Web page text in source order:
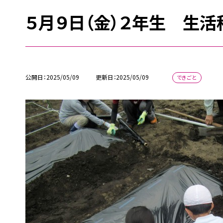
５月９日（金）２年生 生活
公開日 2025/05/09 更新日 2025/05/09 できごと